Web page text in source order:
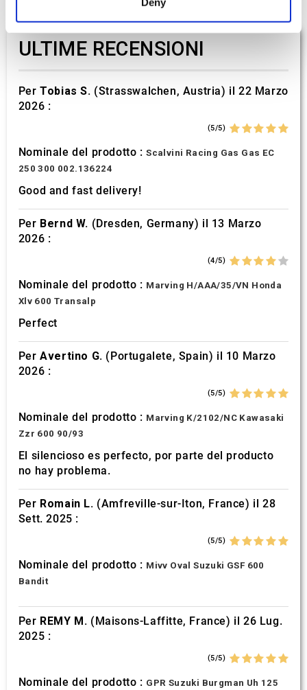
and set your preferences in the
We use cookies to personalise content and ads, to
our social media, advertising and analytics partners who
may combine it with other information that you’ve
provided to them or that they’ve collected from your use
ULTIME RECENSIONI
PerTobias S. (Strasswalchen, Austria) il 22 Marzo
2026 :
(5/5)
Nominale del prodotto :Scalvini Racing Gas Gas EC
250 300 002.136224
Good and fast delivery!
Per Bernd W. (Dresden, Germany) il 13 Marzo
2026 :
(4/5)
Nominale del prodotto : Marving H/AAA/35/VN Honda
Xlv 600 Transalp
Perfect
PerAvertino G. (Portugalete, Spain) il 10 Marzo
2026 :
(5/5)
Nominale del prodotto : Marving K/2102/NC Kawasaki
Zzr 600 90/93
El silencioso es perfecto, por parte del producto
no hay problema.
Per Romain L. (Amfreville-sur-Iton, France) il 28
Sett. 2025 :
(5/5)
Nominale del prodotto : Mivv Oval Suzuki GSF 600
Bandit
Per REMY M. (Maisons-Laffitte, France) il 26 Lug.
2025 :
(5/5)
Nominale del prodotto : GPR Suzuki Burgman Uh 125